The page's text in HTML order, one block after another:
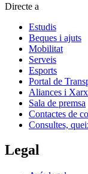
Directe a
Estudis
Beques i ajuts
Mobilitat
Serveis
Esports
Portal de
Aliances i
Sala de premsa
Contactes de
Consultes,
Legal